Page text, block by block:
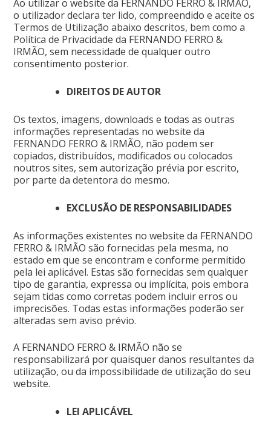
Ao utilizar o website da FERNANDO FERRO & IRMÃO,
o utilizador declara ter lido, compreendido e aceite os
Termos de Utilização abaixo descritos, bem como a
Política de Privacidade da FERNANDO FERRO &
IRMÃO, sem necessidade de qualquer outro
consentimento posterior.
DIREITOS DE AUTOR
Os textos, imagens, downloads e todas as outras
informações representadas no website da
FERNANDO FERRO & IRMÃO, não podem ser
copiados, distribuídos, modificados ou colocados
noutros sites, sem autorização prévia por escrito,
por parte da detentora do mesmo.
EXCLUSÃO DE RESPONSABILIDADES
As informações existentes no website da FERNANDO
FERRO & IRMÃO são fornecidas pela mesma, no
estado em que se encontram e conforme permitido
pela lei aplicável. Estas são fornecidas sem qualquer
tipo de garantia, expressa ou implícita, pois embora
sejam tidas como corretas podem incluir erros ou
imprecisões. Todas estas informações poderão ser
alteradas sem aviso prévio.
A FERNANDO FERRO & IRMÃO não se
responsabilizará por quaisquer danos resultantes da
utilização, ou da impossibilidade de utilização do seu
website.
LEI APLICÁVEL